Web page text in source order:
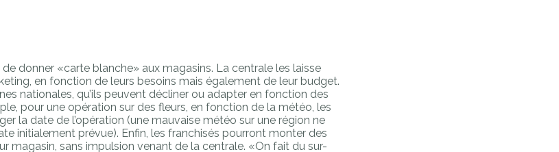
donner «carte blanche» aux magasins. La centrale les laisse
en fonction de leurs besoins mais également de leur budget.
nationales, qu’ils peuvent décliner ou adapter en fonction des
pour une opération sur des fleurs, en fonction de la météo, les
la date de l’opération (une mauvaise météo sur une région ne
initialement prévue). Enfin, les franchisés pourront monter des
magasin, sans impulsion venant de la centrale. «On fait du sur-